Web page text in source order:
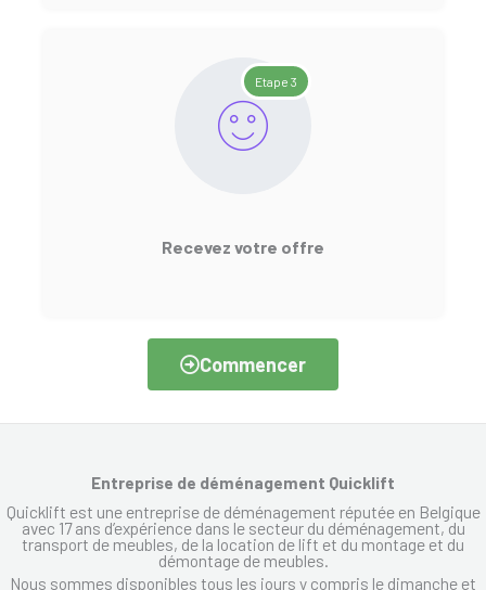
Etape 3
Recevez votre offre
Commencer
Entreprise de déménagement Quicklift
Quicklift est une entreprise de déménagement réputée en Belgique
avec 17 ans d’expérience dans le secteur du déménagement, du
transport de meubles, de la location de lift et du montage et du
démontage de meubles.
Nous sommes disponibles tous les jours y compris le dimanche et